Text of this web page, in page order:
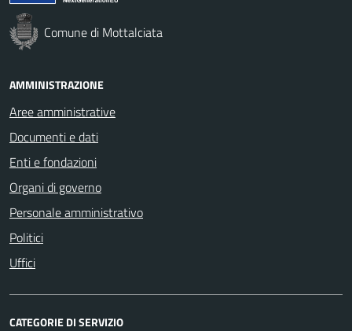
Comune di Mottalciata
AMMINISTRAZIONE
Aree amministrative
Documenti e dati
Enti e fondazioni
Organi di governo
Personale amministrativo
Politici
Uffici
CATEGORIE DI SERVIZIO